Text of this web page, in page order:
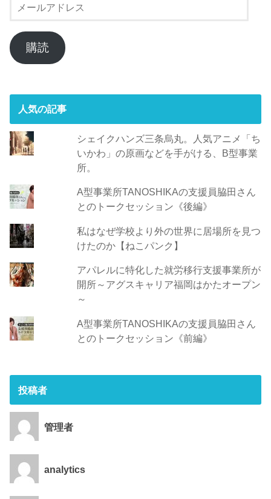
ー
ア
ド
購読
人気の記事
シェイクハンズ三条烏丸。人気アニメ「ち
いかわ」の原画などを手がける、B型事業
所。
A型事業所TANOSHIKAの支援員脇田さん
とのトークセッション《後編》
私はなぜ学校より外の世界に居場所を見つ
けたのか【ねこパンク】
アパレルに特化した就労移行支援事業所が
開所～アグスキャリア福岡はかたオープン
～
A型事業所TANOSHIKAの支援員脇田さん
とのトークセッション《前編》
投稿者
管理者
analytics